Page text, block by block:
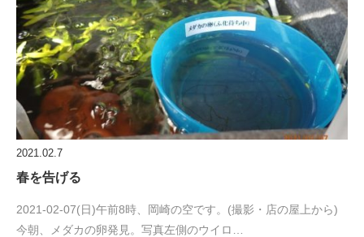
2021.02.7
春を告げる
2021-02-07(日)午前8時、岡崎の空です。(撮影・店の屋上から)
今朝、メダカの卵発見。写真左側のウイロ…